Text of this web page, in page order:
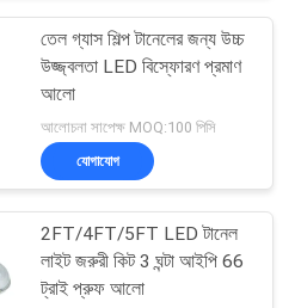
তেল গ্যাস শিল্প টানেলের জন্য উচ্চ
উজ্জ্বলতা LED বিস্ফোরণ প্রমাণ
আলো
আলোচনা সাপেক্ষ MOQ:100 পিসি
যোগাযোগ
2FT/4FT/5FT LED টানেল
লাইট জরুরী কিট 3 ঘন্টা আইপি 66
ট্রাই প্রুফ আলো